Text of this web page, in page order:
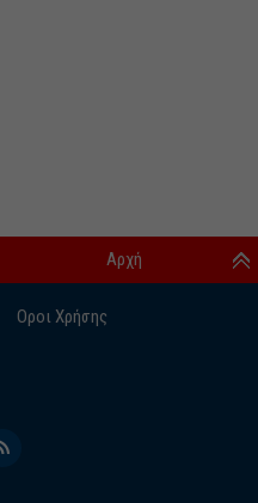
Οροι Χρήσης
Αρχή